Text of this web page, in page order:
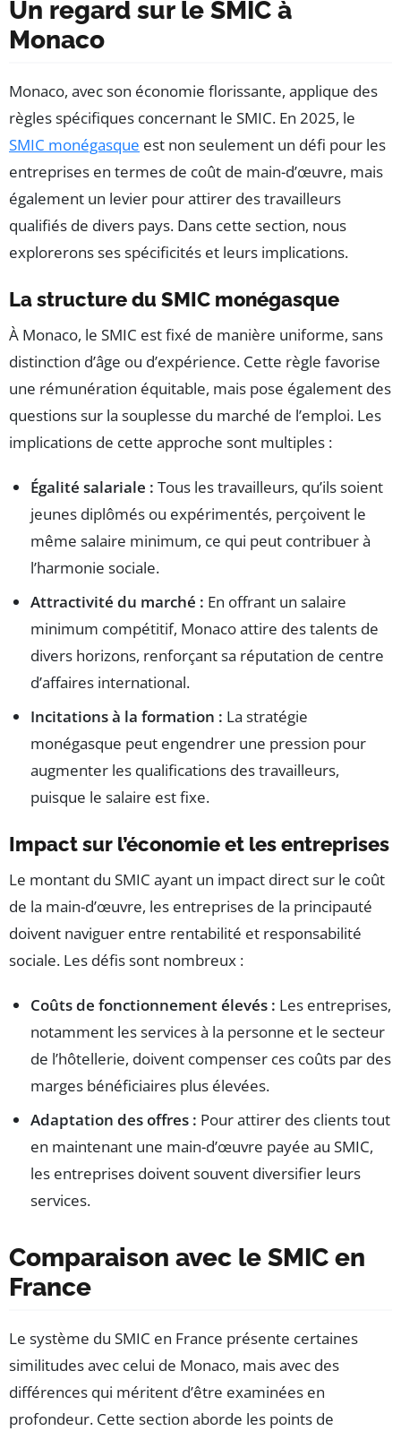
Un regard sur le SMIC à
Monaco
Monaco, avec son économie florissante, applique des
règles spécifiques concernant le SMIC. En 2025, le
SMIC monégasque est non seulement un défi pour les
entreprises en termes de coût de main-d’œuvre, mais
également un levier pour attirer des travailleurs
qualifiés de divers pays. Dans cette section, nous
explorerons ses spécificités et leurs implications.
La structure du SMIC monégasque
À Monaco, le SMIC est fixé de manière uniforme, sans
distinction d’âge ou d’expérience. Cette règle favorise
une rémunération équitable, mais pose également des
questions sur la souplesse du marché de l’emploi. Les
implications de cette approche sont multiples :
Égalité salariale : Tous les travailleurs, qu’ils soient
jeunes diplômés ou expérimentés, perçoivent le
même salaire minimum, ce qui peut contribuer à
l’harmonie sociale.
Attractivité du marché : En offrant un salaire
minimum compétitif, Monaco attire des talents de
divers horizons, renforçant sa réputation de centre
d’affaires international.
Incitations à la formation : La stratégie
monégasque peut engendrer une pression pour
augmenter les qualifications des travailleurs,
puisque le salaire est fixe.
Impact sur l’économie et les entreprises
Le montant du SMIC ayant un impact direct sur le coût
de la main-d’œuvre, les entreprises de la principauté
doivent naviguer entre rentabilité et responsabilité
sociale. Les défis sont nombreux :
Coûts de fonctionnement élevés : Les entreprises,
notamment les services à la personne et le secteur
de l’hôtellerie, doivent compenser ces coûts par des
marges bénéficiaires plus élevées.
Adaptation des offres : Pour attirer des clients tout
en maintenant une main-d’œuvre payée au SMIC,
les entreprises doivent souvent diversifier leurs
services.
Comparaison avec le SMIC en
France
Le système du SMIC en France présente certaines
similitudes avec celui de Monaco, mais avec des
différences qui méritent d’être examinées en
profondeur. Cette section aborde les points de